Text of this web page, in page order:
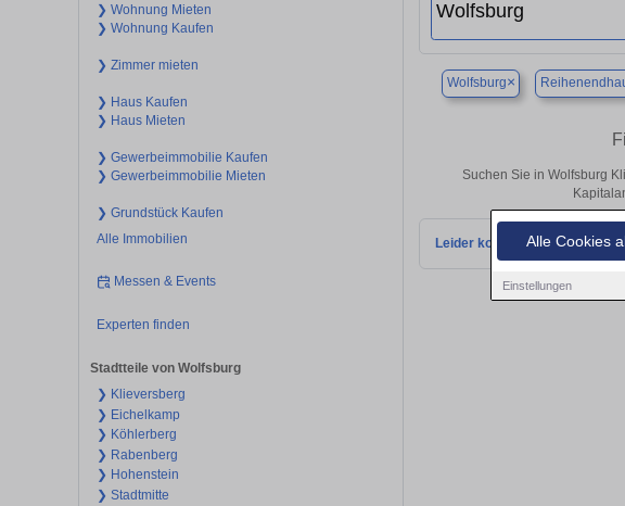
Alle Cookies
Einstellungen
❯ Wohnung Mieten
❯ Wohnung Kaufen
❯ Zimmer mieten
❯ Haus Kaufen
❯ Haus Mieten
❯ Gewerbeimmobilie Kaufen
❯ Gewerbeimmobilie Mieten
❯ Grundstück Kaufen
Alle Immobilien
Messen & Events
Experten finden
Stadtteile von Wolfsburg
❯ Klieversberg
❯ Eichelkamp
❯ Köhlerberg
❯ Rabenberg
❯ Hohenstein
❯ Stadtmitte
Wolfsburg×
Suchen Sie in Wolfsburg
Leider konnten wir derzeit